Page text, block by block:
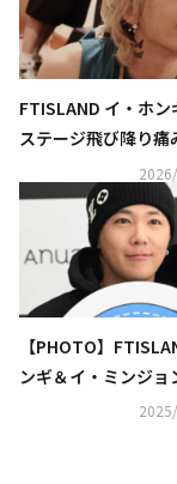
FTISLAND イ・ホン
ステージ飛び降り
演中に思わぬハプ
あり）
【PHOTO】
ンギ＆イ・ミンジョ
ゴルフ大会に参加